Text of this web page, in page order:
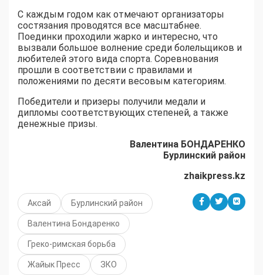
С каждым годом как отмечают организаторы
состязания проводятся все масштабнее.
Поединки проходили жарко и интересно, что
вызвали большое волнение среди болельщиков и
любителей этого вида спорта. Соревнования
прошли в соответствии с правилами и
положениями по десяти весовым категориям.
Победители и призеры получили медали и
дипломы соответствующих степеней, а также
денежные призы.
Валентина БОНДАРЕНКО
Бурлинcкий район
zhaikpress.kz
Аксай Бурлинский район
Валентина Бондаренко
Греко-римская борьба
Жайык Пресс ЗКО